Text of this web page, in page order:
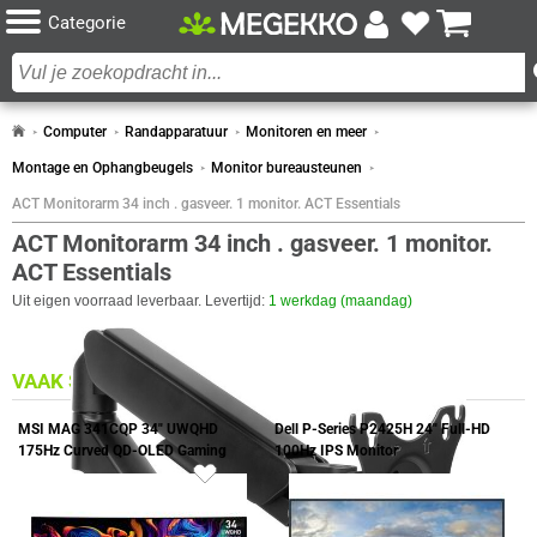
Categorie
Computer Randapparatuur Monitoren en meer
Montage en Ophangbeugels Monitor bureausteunen
ACT Monitorarm 34 inch . gasveer. 1 monitor. ACT Essentials
ACT Monitorarm 34 inch . gasveer. 1 monitor.
ACT Essentials
Uit eigen voorraad leverbaar. Levertijd: 1 werkdag (maandag)
44x
VAAK SAMEN GEKOCHT MET
MSI MAG 341CQP 34" UWQHD
175Hz Curved QD-OLED Gaming
Dell P-Series P2425H 24" Full-HD
100Hz IPS Monitor